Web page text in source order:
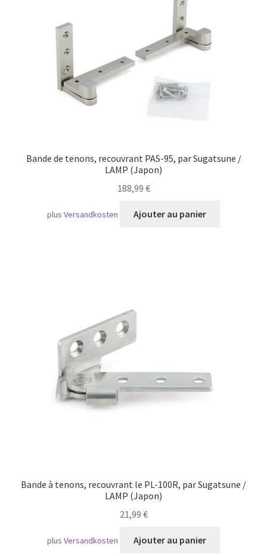
Bande de tenons, recouvrant PAS-95, par Sugatsune /
LAMP (Japon)
188,99 €
plusVersandkosten Ajouter au panier
Bande à tenons, recouvrant le PL-100R, par Sugatsune /
LAMP (Japon)
21,99 €
plusVersandkosten Ajouter au panier